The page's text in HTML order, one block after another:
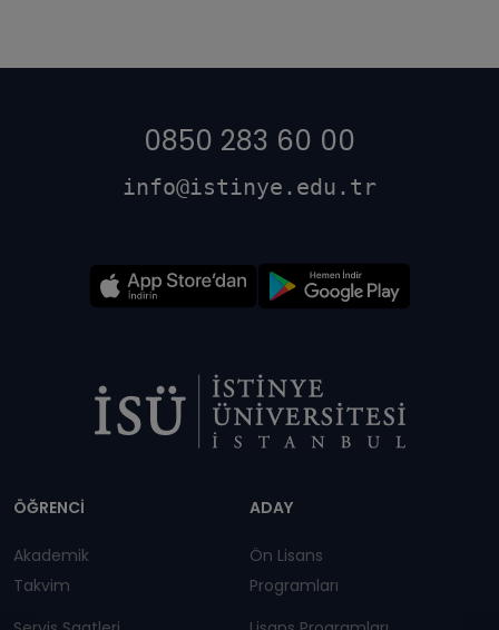
0850 283 60 00
info@istinye.edu.tr
ÖĞRENCİ
Akademik
Takvim
ADAY
Ön Lisans
Programları